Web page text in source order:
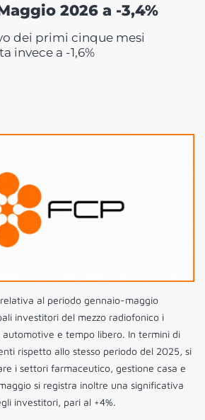
2026 a -3,4%
dei primi cinque mesi
invece a -1,6%
relativa al periodo gennaio-maggio
investitori del mezzo radiofonico i
e tempo libero. In termini di
rispetto allo stesso periodo del 2025, si
i settori farmaceutico, gestione casa e
si registra inoltre una significativa
investitori, pari al +4%.